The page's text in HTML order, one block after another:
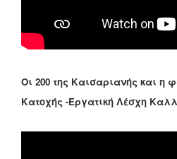
Οι 200 της Καισαριανής και η
Κατοχής -Εργατική Λέσχη